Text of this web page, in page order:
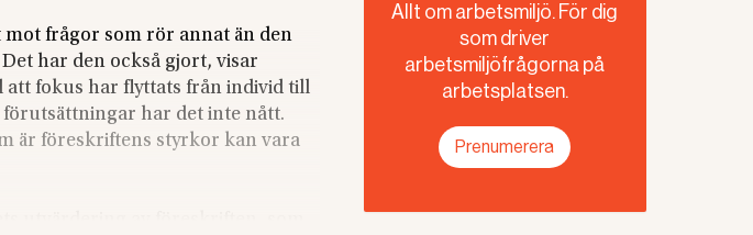
frågor som rör annat än den
har den också gjort, visar
fokus har flyttats från individ till
har det inte nått.
är föreskriftens styrkor kan vara
Allt om arbetsmiljö. För dig
som driver
arbetsmiljöfrågorna på
arbetsplatsen.
Prenumerera